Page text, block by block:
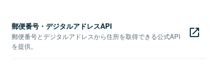
郵便番号・デジタルアドレスAPI
郵便番号とデジタルアドレスから住所を取得できる公式API
を提供。